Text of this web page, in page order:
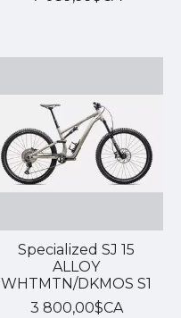
Specialized SJ 15
ALLOY
WHTMTN/DKMOS S1
3 800,00$CA